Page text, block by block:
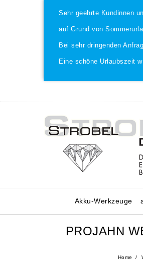
Sehr geehrte Kundinnen
auf Grund von
Bei sehr dringenden
Eine schöne Urlaubszeit
Akku-Werkzeuge
PROJAHN
Home